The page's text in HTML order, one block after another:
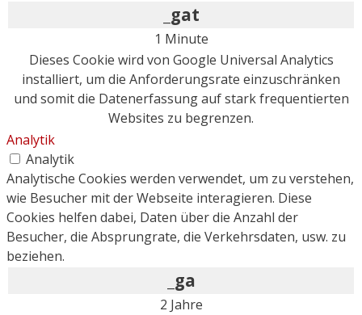
_gat
1 Minute
Dieses Cookie wird von Google Universal Analytics
installiert, um die Anforderungsrate einzuschränken
und somit die Datenerfassung auf stark frequentierten
Websites zu begrenzen.
Analytik
Analytik
Analytische Cookies werden verwendet, um zu verstehen,
wie Besucher mit der Webseite interagieren. Diese
Cookies helfen dabei, Daten über die Anzahl der
Besucher, die Absprungrate, die Verkehrsdaten, usw. zu
beziehen.
_ga
2 Jahre